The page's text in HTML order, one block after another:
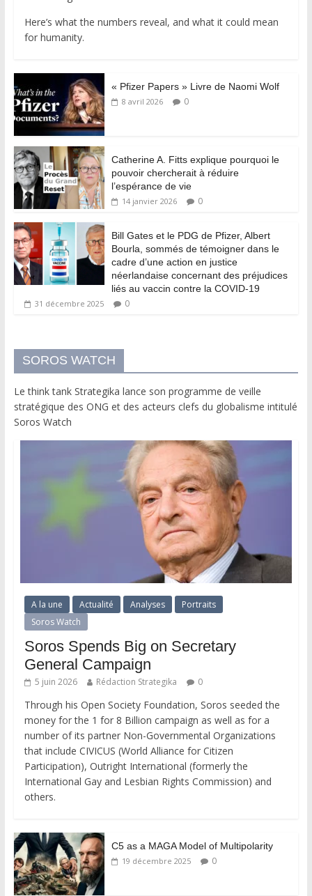
Here’s what the numbers reveal, and what it could mean
for humanity.
« Pfizer Papers » Livre de Naomi Wolf
8 avril 2026 0
Catherine A. Fitts explique pourquoi le
pouvoir chercherait à réduire
l’espérance de vie
14 janvier 2026 0
Bill Gates et le PDG de Pfizer, Albert
Bourla, sommés de témoigner dans le
cadre d’une action en justice
néerlandaise concernant des préjudices
liés au vaccin contre la COVID-19
31 décembre 2025 0
SOROS WATCH
Le think tank Strategika lance son programme de veille
stratégique des ONG et des acteurs clefs du globalisme intitulé
Soros Watch
A la une Actualité Analyses
Portraits
Soros Watch
Soros Spends Big on Secretary
General Campaign
5 juin 2026 Rédaction Strategika 0
Through his Open Society Foundation, Soros seeded the
money for the 1 for 8 Billion campaign as well as for a
number of its partner Non-Governmental Organizations
that include CIVICUS (World Alliance for Citizen
Participation), Outright International (formerly the
International Gay and Lesbian Rights Commission) and
others.
C5 as a MAGA Model of Multipolarity
19 décembre 2025 0